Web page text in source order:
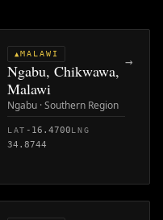
▲ MALAWI
Ngabu, Chikwawa,
Malawi
Ngabu · Southern Region
LAT -16.4700LNG
34.8744
→